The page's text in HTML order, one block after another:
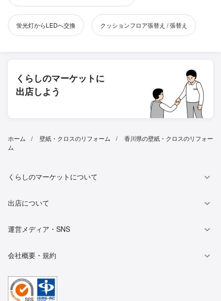
蛍光灯からLEDへ交換 クッションフロア張替え / 張替え
くらしのマーケットに
出店しよう
ホーム 壁紙・クロスのリフォーム
香川県の壁紙・クロスのリフォー
ム
くらしのマーケットについて
出店について
運営メディア・SNS
会社概要・規約